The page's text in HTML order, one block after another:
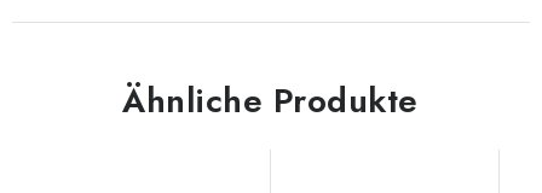
Ähnliche Produkte